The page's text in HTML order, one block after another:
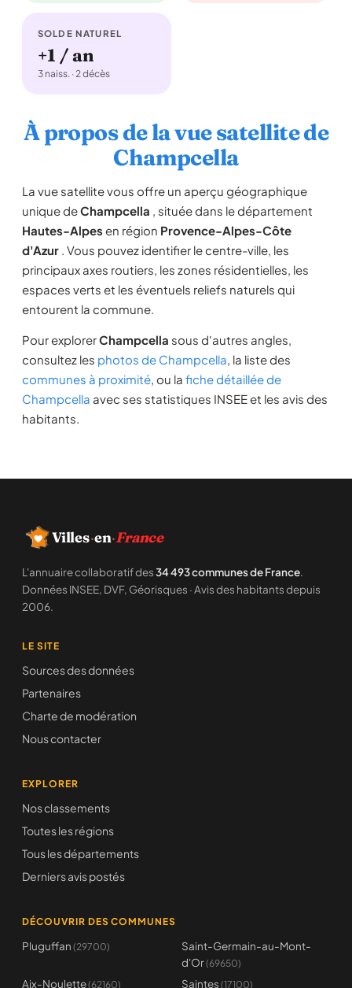
SOLDE NATUREL
+1 / an
3 naiss. · 2 décès
À propos de la vue satellite de
Champcella
La vue satellite vous offre un aperçu géographique
unique deChampcella , située dans le département
Hautes-Alpes en région Provence-Alpes-Côte
d'Azur . Vous pouvez identifier le centre-ville, les
principaux axes routiers, les zones résidentielles, les
espaces verts et les éventuels reliefs naturels qui
entourent la commune.
Pour explorerChampcella sous d'autres angles,
consultez les photos de Champcella, la liste des
communes à proximité, ou la fiche détaillée de
Champcella avec ses statistiques INSEE et les avis des
habitants.
Villes·en·France
L'annuaire collaboratif des34 493 communes de France.
Données INSEE, DVF, Géorisques · Avis des habitants depuis
2006.
LE SITE
Sources des données
Partenaires
Charte de modération
Nous contacter
EXPLORER
Nos classements
Toutes les régions
Tous les départements
Derniers avis postés
DÉCOUVRIR DES COMMUNES
Pluguffan (29700)
Saint-Germain-au-Mont-
d'Or(69650)
Aix-Noulette(62160) Saintes (17100)